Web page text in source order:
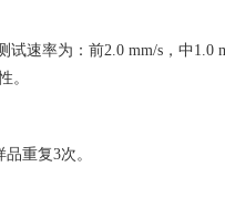
试速率为：前2.0 mm/s，中1.0
。
重复3次。